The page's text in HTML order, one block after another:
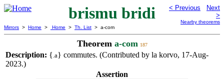
brismu bridi < Previous
Next
>
Nearby theorems
Mirrors > Home > Home > Th. List > a-com
Theorem a-com 187
Description: {.a} commutes. (Contributed by la korvo, 17-Aug-
2023.)
Assertion